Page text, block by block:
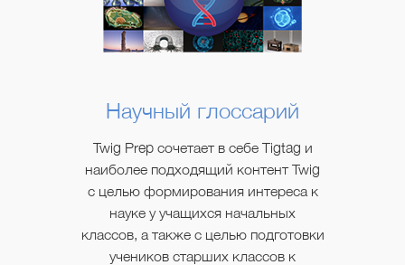
Научный глоссарий
Twig Prep сочетает в себе Tigtag и
наиболее подходящий контент Twig
с целью формирования интереса к
науке у учащихся начальных
классов, а также с целью подготовки
учеников старших классов к